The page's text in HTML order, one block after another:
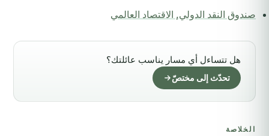
صندوق النقد الدولي, الاقتصاد العالمي
هل تتساءل أي مسار يناسب عائلتك؟
تحدّث إلى مختصّ
الخلاصة